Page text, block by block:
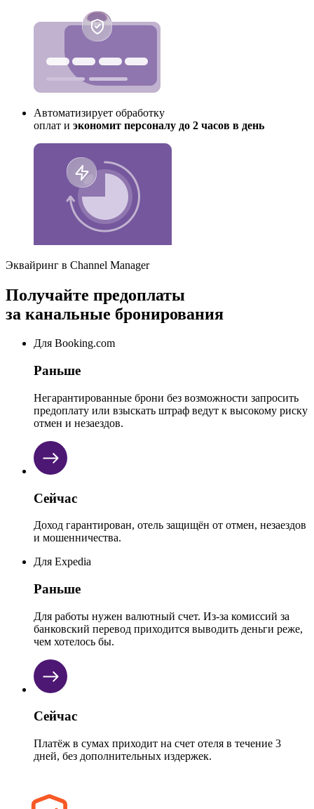
Автоматизирует обработку
оплат и экономит персоналу до 2 часов в день
Эквайринг в Channel Manager
Получайте предоплаты
за канальные бронирования
Для Booking.com
Раньше
Негарантированные брони без возможности запросить
предоплату или взыскать штраф ведут к высокому риску
отмен и незаездов.
Сейчас
Доход гарантирован, отель защищён от отмен, незаездов
и мошенничества.
Для Expedia
Раньше
Для работы нужен валютный счет. Из-за комиссий за
банковский перевод приходится выводить деньги реже,
чем хотелось бы.
Сейчас
Платёж в сумах приходит на счет отеля в течение 3
дней, без дополнительных издержек.